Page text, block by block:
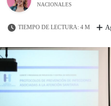
NACIONALES
TIEMPO DE LECTURA: 4 M